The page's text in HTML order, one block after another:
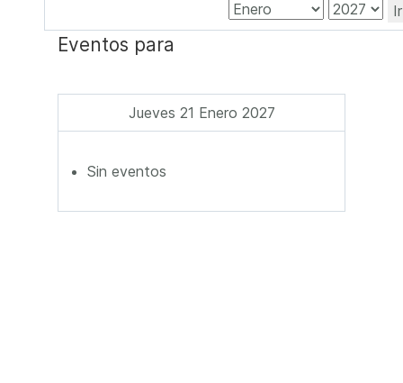
Eventos para
Jueves 21 Enero 2027
Sin eventos